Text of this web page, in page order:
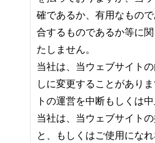
確であるか、有用なもの
合するものであるか等に
たしません。
当社は、当ウェブサイト
しに変更することがあり
トの運営を中断もしくは
当社は、当ウェブサイト
と、もしくはご使用にな